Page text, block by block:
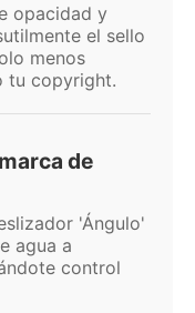
opacidad y
el sello
menos
tu copyright.
de
'Ángulo'
agua a
control